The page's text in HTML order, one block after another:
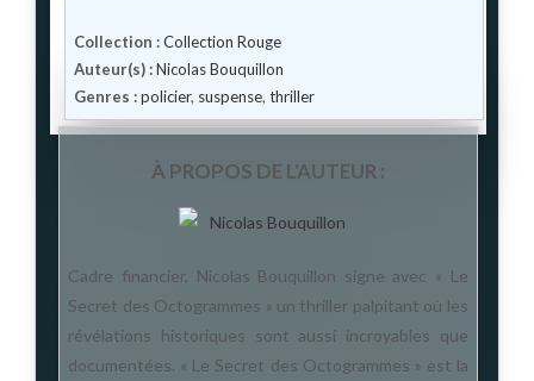
Collection : Collection Rouge
Auteur(s) : Nicolas Bouquillon
Genres : policier, suspense,thriller
À PROPOS DE L'AUTEUR :
Cadre financier, Nicolas Bouquillon signe avec « Le
Secret des Octogrammes » un thriller palpitant où les
révélations historiques sont aussi incroyables que
documentées. « Le Secret des Octogrammes » est la